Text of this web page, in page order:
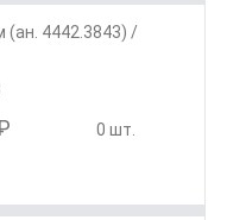
(ан. 4442.3843) /
0 шт.